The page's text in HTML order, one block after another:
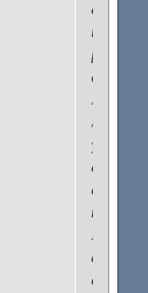
вас
на
рабочем
столе?
Есть
ли
у
вас
свой
фотки
своего